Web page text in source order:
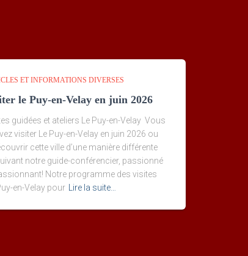
ET INFORMATIONS DIVERSES
le Puy-en-Velay en juin 2026
guidées et ateliers Le Puy-en-Velay Vous
visiter Le Puy-en-Velay en juin 2026 ou
cette ville d’une manière différente
notre guide-conférencier, passionné
Notre programme des visites
en-Velay pour
Lire la suite…